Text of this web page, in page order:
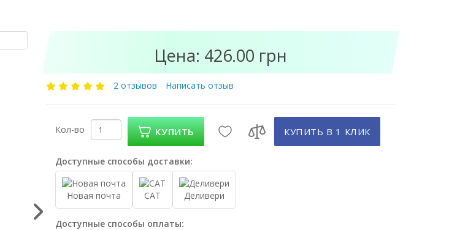
Цена: 426.00 грн
2 отзывов Написать отзыв
Кол-во КУПИТЬ КУПИТЬ В 1 КЛИК
Доступные способы доставки:
Новая почта САТ Деливери
Доступные способы оплаты: